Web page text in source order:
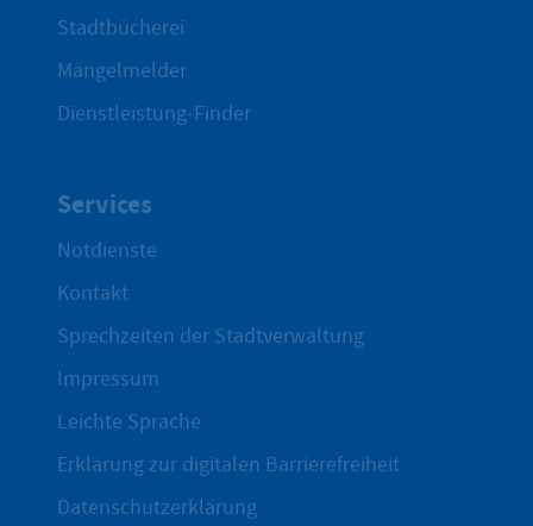
Stadtbücherei
Mängelmelder
Dienstleistung-Finder
Services
Notdienste
Kontakt
Sprechzeiten der Stadtverwaltung
Impressum
Leichte Sprache
Erklärung zur digitalen Barrierefreiheit
Datenschutzerklärung